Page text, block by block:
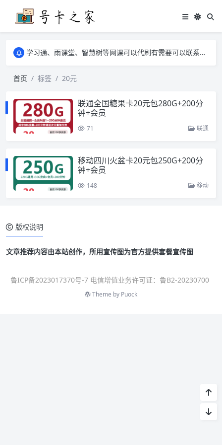
学习通、雨课堂、智慧树等网课可以代刷有需要可以联系邮箱i@tuzi.la
学习通、雨课堂、智慧树等网课可以代刷有需要可以联系邮箱i@tuzi.la
首页
标签 20元
联通全国糖果卡20元包280G+200分
钟+会员
71 联通
移动四川火盆卡20元包250G+200分
钟+会员
148 移动
版权说明
文章推荐内容由本站创作，所用宣传图为官方提供套餐宣传图
鲁ICP备2023017370号-7 电信增值业务许可证：鲁B2-20230700
Theme by Puock